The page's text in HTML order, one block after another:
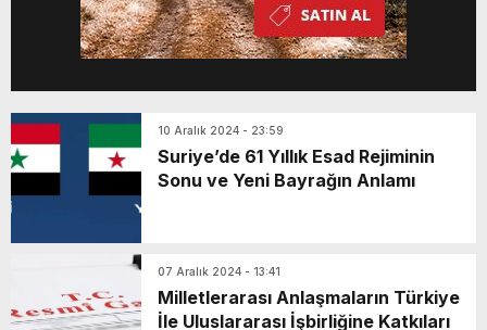
10 Aralık 2024 - 23:59
Suriye’de 61 Yıllık Esad Rejiminin
Sonu ve Yeni Bayrağın Anlamı
07 Aralık 2024 - 13:41
Milletlerarası Anlaşmaların Türkiye
İle Uluslararası İşbirliğine Katkıları